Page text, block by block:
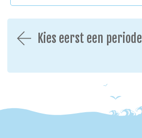
Kies eerst een periode